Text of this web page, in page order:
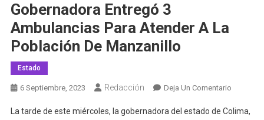
Gobernadora Entregó 3
Ambulancias Para Atender A La
Población De Manzanillo
Estado
6 Septiembre, 2023 Redacción Deja Un ComentarioEn
Entregó
La tarde de este miércoles, la gobernadora del estado de Colima,